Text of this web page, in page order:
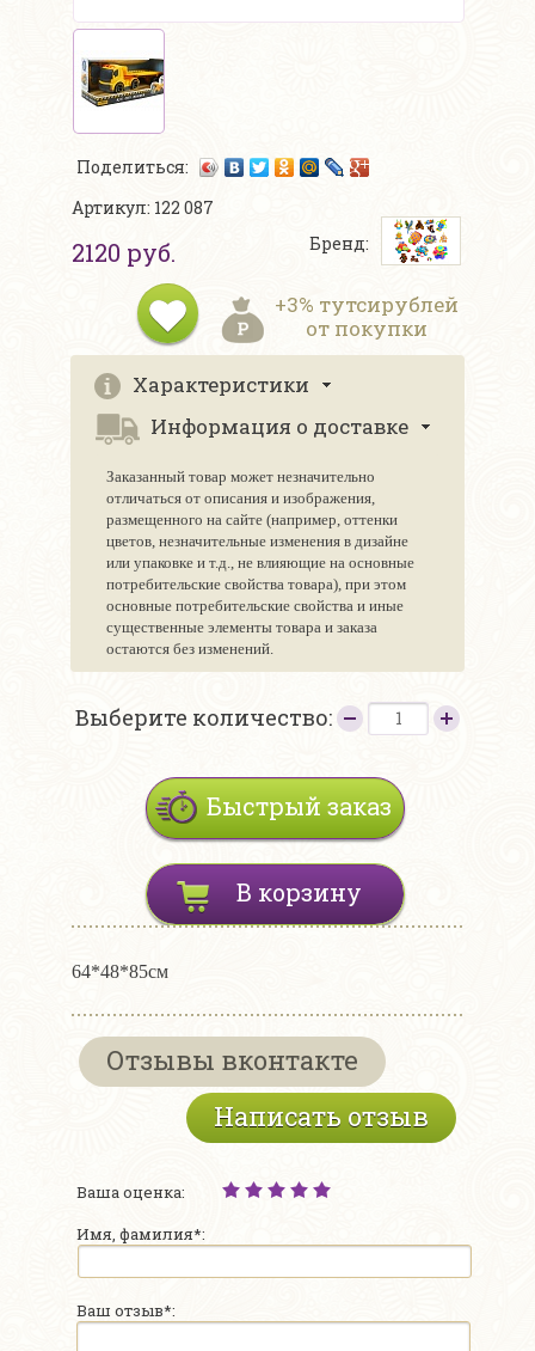
Поделиться:
Артикул: 122 087
2120 руб. Бренд:
+3% тутсирублей
от покупки
Характеристики
Информация о доставке
Заказанный товар может незначительно
отличаться от описания и изображения,
размещенного на сайте (например, оттенки
цветов, незначительные изменения в дизайне
или упаковке и т.д., не влияющие на основные
потребительские свойства товара), при этом
основные потребительские свойства и иные
существенные элементы товара и заказа
остаются без изменений.
Выберите количество:
Быстрый заказ
В корзину
64*48*85см
Отзывы вконтакте
Написать отзыв
Ваша оценка:
Имя, фамилия*:
Ваш отзыв*: